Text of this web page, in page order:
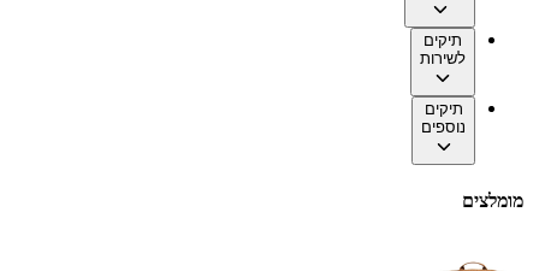
תיקים
לשירות
תיקים
נוספים
מומלצים